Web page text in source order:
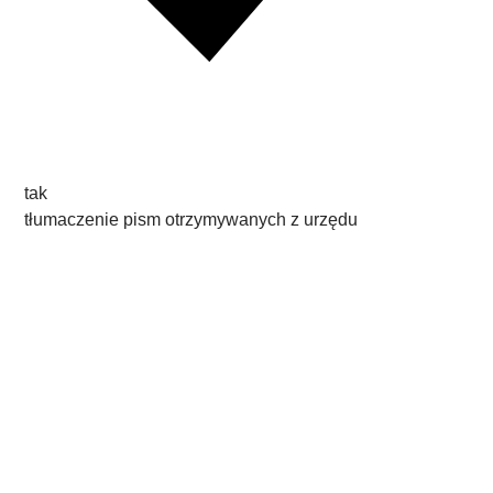
tak
tłumaczenie pism otrzymywanych z urzędu